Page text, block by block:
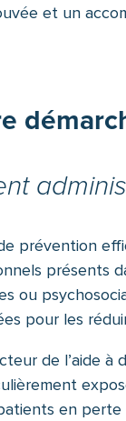
et un
prévention
présents
ou
pour les
de l’aide à
en perte